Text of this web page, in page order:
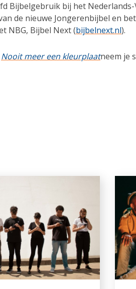
Bijbelgebruik bij het Nederlands-
de nieuwe Jongerenbijbel en
NBG, Bijbel Next (bijbelnext.nl).
Nooit meer een kleurplaatneem je